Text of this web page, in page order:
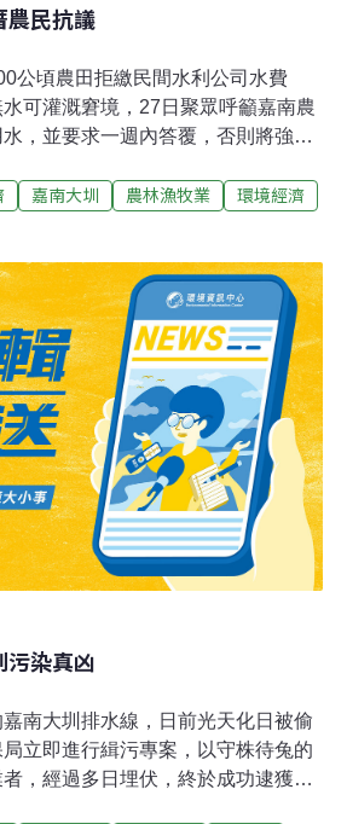
農民抗議
公頃農田拒繳民間水利公司水費
可灌溉窘境，27日聚眾呼籲嘉南農
，並要求一週內答覆，否則將強烈
灌溉，都是「看天田」，重影響農民
，當時由地主集資成立「泉裕水利
改善當地農民生活。嘉南大圳興設
問題，但因未提供一期稻作灌溉用
利」付費用水，這種一期付錢用
會免費供水模式，行之多年後，這
部分農民拒絕再交水租給「泉
徑，一期稻作卻面臨無水可用尷尬
其他地方農民灌溉都不用錢，唯獨
司繳納費用，相當不合理，經他們
官勒令「泉利」暫停運作，連監察
嘉南大圳 農林漁牧業
環境經濟
污染真凶
南大圳排水線，日前光天化日被偷
立即進行緝污專案，以守株待兔的
，經過多日埋伏，終於成功逮獲一